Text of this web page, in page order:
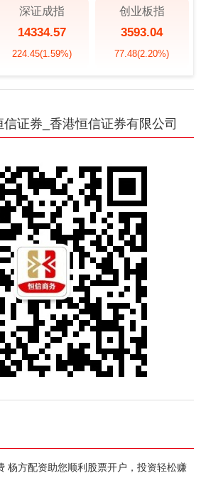
深证成指
14334.57
224.45(1.59%)
创业板指
3593.04
77.48(2.20%)
证券_香港恒信证券有限公司
杨方配资助您顺利股票开户，投资轻松赚